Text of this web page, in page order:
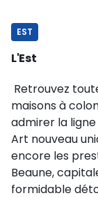
EST
L'Est
Retrouvez
maisons à
admirer la
Art nouveau
encore les
Beaune,
formidable